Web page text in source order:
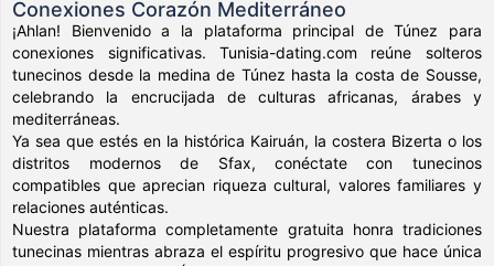
Conexiones Corazón Mediterráneo
¡Ahlan! Bienvenido a la plataforma principal de Túnez para
conexiones significativas. Tunisia-dating.com reúne solteros
tunecinos desde la medina de Túnez hasta la costa de Sousse,
celebrando la encrucijada de culturas africanas, árabes y
mediterráneas.
Ya sea que estés en la histórica Kairuán, la costera Bizerta o los
distritos modernos de Sfax, conéctate con tunecinos
compatibles que aprecian riqueza cultural, valores familiares y
relaciones auténticas.
Nuestra plataforma completamente gratuita honra tradiciones
tunecinas mientras abraza el espíritu progresivo que hace única